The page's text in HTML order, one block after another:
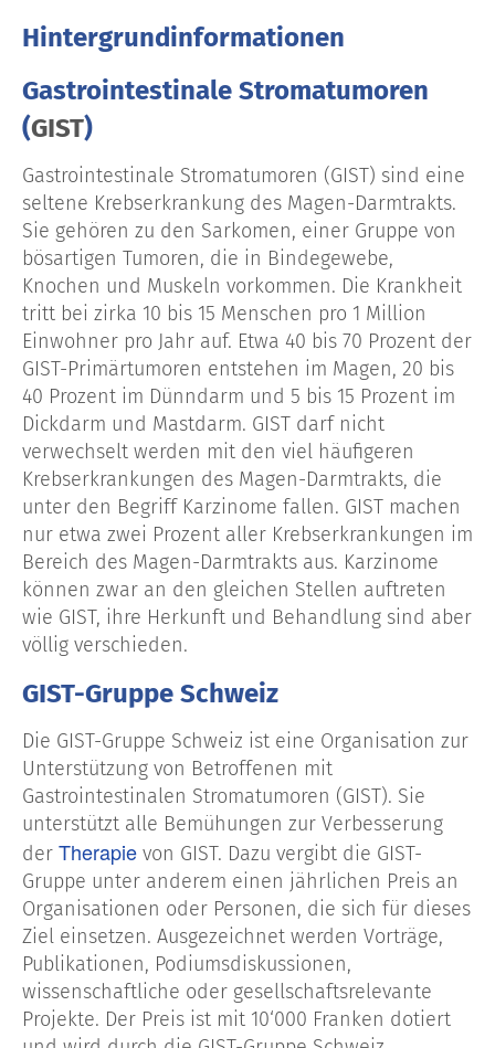
Hintergrundinformationen
Gastrointestinale Stromatumoren
(GIST)
Gastrointestinale Stromatumoren (GIST) sind eine
seltene Krebserkrankung des Magen-Darmtrakts.
Sie gehören zu den Sarkomen, einer Gruppe von
bösartigen Tumoren, die in Bindegewebe,
Knochen und Muskeln vorkommen. Die Krankheit
tritt bei zirka 10 bis 15 Menschen pro 1 Million
Einwohner pro Jahr auf. Etwa 40 bis 70 Prozent der
GIST-Primärtumoren entstehen im Magen, 20 bis
40 Prozent im Dünndarm und 5 bis 15 Prozent im
Dickdarm und Mastdarm. GIST darf nicht
verwechselt werden mit den viel häufigeren
Krebserkrankungen des Magen-Darmtrakts, die
unter den Begriff Karzinome fallen. GIST machen
nur etwa zwei Prozent aller Krebserkrankungen im
Bereich des Magen-Darmtrakts aus. Karzinome
können zwar an den gleichen Stellen auftreten
wie GIST, ihre Herkunft und Behandlung sind aber
völlig verschieden.
GIST-Gruppe Schweiz
Die GIST-Gruppe Schweiz ist eine Organisation zur
Unterstützung von Betroffenen mit
Gastrointestinalen Stromatumoren (GIST). Sie
unterstützt alle Bemühungen zur Verbesserung
der Therapie von GIST. Dazu vergibt die GIST-
Gruppe unter anderem einen jährlichen Preis an
Organisationen oder Personen, die sich für dieses
Ziel einsetzen. Ausgezeichnet werden Vorträge,
Publikationen, Podiumsdiskussionen,
wissenschaftliche oder gesellschaftsrelevante
Projekte. Der Preis ist mit 10‘000 Franken dotiert